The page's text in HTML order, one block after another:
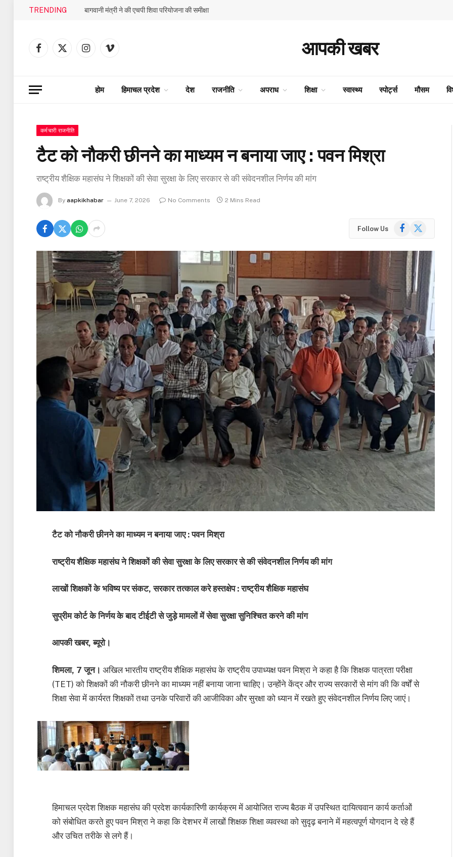
TRENDING बागवानी मंत्री ने की एचपी शिवा परियोजना की समीक्षा
Facebook
X
InstagramVimeo आपकी खबर
होम हिमाचल प्रदेश देश राजनीति अपराध शिक्षा स्वास्थ्य स्पोर्ट्स मौसम
कर्मचारी राजनीति
टैट को नौकरी छीनने का माध्यम न बनाया जाए : पवन मिश्रा
राष्ट्रीय शैक्षिक महासंघ ने शिक्षकों की सेवा सुरक्षा के लिए सरकार से की संवेदनशील निर्णय की मांग
By aapkikhabar June 7, 2026 No Comments 2 Mins Read
Follow Us Facebook
X
टैट को नौकरी छीनने का माध्यम न बनाया जाए : पवन मिश्रा
राष्ट्रीय शैक्षिक महासंघ ने शिक्षकों की सेवा सुरक्षा के लिए सरकार से की संवेदनशील निर्णय की मांग
लाखों शिक्षकों के भविष्य पर संकट, सरकार तत्काल करे हस्तक्षेप : राष्ट्रीय शैक्षिक महासंघ
सुप्रीम कोर्ट के निर्णय के बाद टीईटी से जुड़े मामलों में सेवा सुरक्षा सुनिश्चित करने की मांग
आपकी खबर, ब्यूरो।
शिमला, 7 जून। अखिल भारतीय राष्ट्रीय शैक्षिक महासंघ के राष्ट्रीय उपाध्यक्ष पवन मिश्रा ने कहा है कि शिक्षक पात्रता परीक्षा
(TET) को शिक्षकों की नौकरी छीनने का माध्यम नहीं बनाया जाना चाहिए। उन्होंने केंद्र और राज्य सरकारों से मांग की कि वर्षों से
शिक्षा सेवा में कार्यरत शिक्षकों तथा उनके परिवारों की आजीविका और सुरक्षा को ध्यान में रखते हुए संवेदनशील निर्णय लिए जाएं।
हिमाचल प्रदेश शिक्षक महासंघ की प्रदेश कार्यकारिणी कार्यक्रम में आयोजित राज्य बैठक में उपस्थित दायित्ववान कार्य कर्ताओं
को संबोधित करते हुए पवन मिश्रा ने कहा कि देशभर में लाखों शिक्षक शिक्षा व्यवस्था को सुदृढ़ बनाने में महत्वपूर्ण योगदान दे रहे हैं
और उचित तरीके से लगे हैं।